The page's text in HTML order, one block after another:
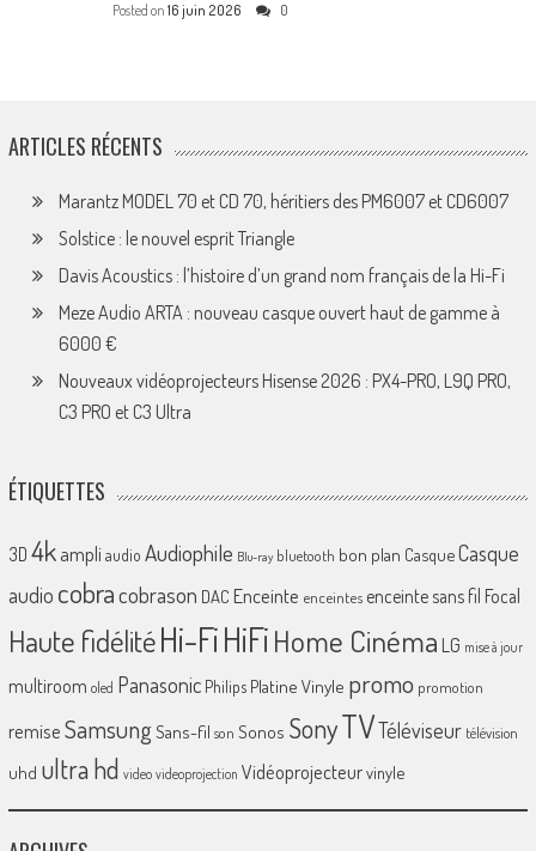
Posted on 16 juin 2026 0
ARTICLES RÉCENTS
Marantz MODEL 70 et CD 70, héritiers des PM6007 et CD6007
Solstice : le nouvel esprit Triangle
Davis Acoustics : l’histoire d’un grand nom français de la Hi-Fi
Meze Audio ARTA : nouveau casque ouvert haut de gamme à
6000 €
Nouveaux vidéoprojecteurs Hisense 2026 : PX4-PRO, L9Q PRO,
C3 PRO et C3 Ultra
ÉTIQUETTES
3D 4k ampliaudio Audiophile Blu-ray bluetooth bon plan CasqueCasque
audio cobracobrason DAC Enceinte enceintes enceinte sans fil Focal
Haute fidélitéHi-FiHiFiHome Cinéma LG mise à jour
multiroom oled Panasonic Philips Platine Vinyle promo promotion
remiseSamsungSans-fil son Sonos SonyTVTéléviseur télévision
uhd ultra hd video videoprojection Vidéoprojecteurvinyle